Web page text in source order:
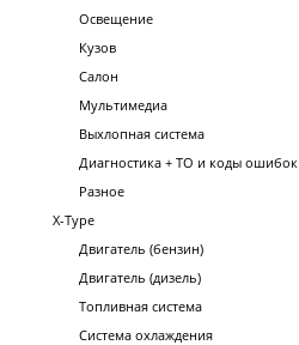
Освещение
Кузов
Салон
Мультимедиа
Выхлопная система
Диагностика + ТО и коды ошибок
Разное
X-Type
Двигатель (бензин)
Двигатель (дизель)
Топливная система
Система охлаждения